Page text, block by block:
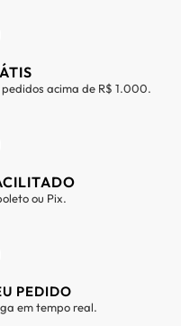
acima de R$ 1.000.
ou Pix.
PEDIDO
em tempo real.